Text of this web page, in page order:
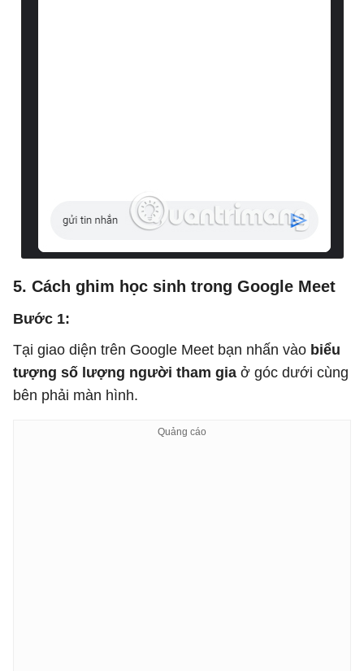
5. Cách ghim học sinh trong Google Meet
Bước 1:
Tại giao diện trên Google Meet bạn nhấn vào biểu
tượng số lượng người tham gia ở góc dưới cùng
bên phải màn hình.